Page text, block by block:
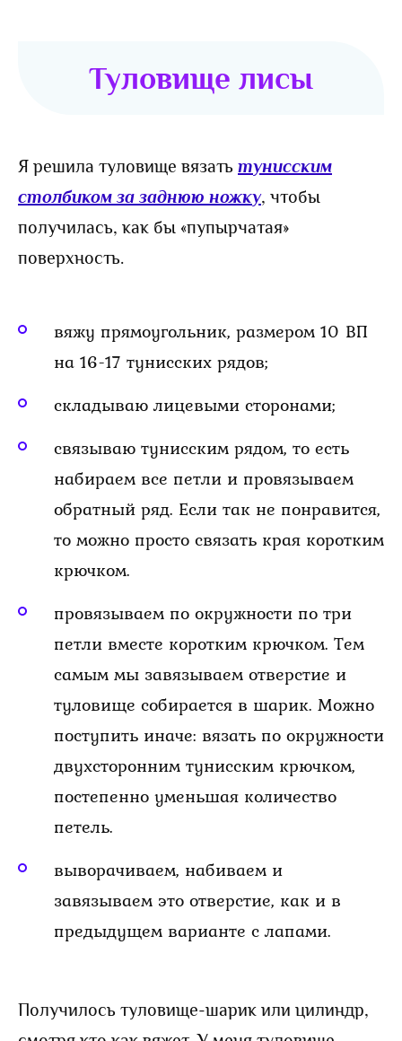
Туловище лисы
Я решила туловище вязать тунисским
столбиком за заднюю ножку, чтобы
получилась, как бы «пупырчатая»
поверхность.
вяжу прямоугольник, размером 10 ВП
на 16-17 тунисских рядов;
складываю лицевыми сторонами;
связываю тунисским рядом, то есть
набираем все петли и провязываем
обратный ряд. Если так не понравится,
то можно просто связать края коротким
крючком.
провязываем по окружности по три
петли вместе коротким крючком. Тем
самым мы завязываем отверстие и
туловище собирается в шарик. Можно
поступить иначе: вязать по окружности
двухсторонним тунисским крючком,
постепенно уменьшая количество
петель.
выворачиваем, набиваем и
завязываем это отверстие, как и в
предыдущем варианте с лапами.
Получилось туловище-шарик или цилиндр,